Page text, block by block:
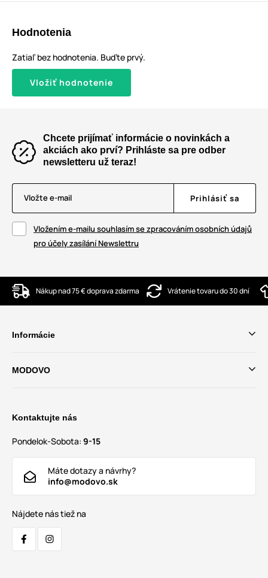
Hodnotenia
Zatiaľ bez hodnotenia. Buďte prvý.
Vložiť hodnotenie
Chcete prijímať informácie o novinkách a
akciách ako prví? Prihláste sa pre odber
newsletteru už teraz!
Vložte e-mail Prihlásiť sa
Vložením e-mailu souhlasím se zpracováním osobních údajů
pro účely zasílání Newslettru
Nákup nad 75 € doprava zdarma Vrátenie tovaru do 30 dní
Informácie
MODOVO
Kontaktujte nás
Pondelok-Sobota: 9-15
Máte dotazy a návrhy?
info@modovo.sk
Nájdete nás tiež na